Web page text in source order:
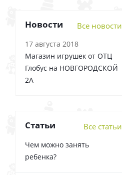
Новости Все новости
17 августа 2018
Магазин игрушек от ОТЦ
Глобус на НОВГОРОДСКОЙ
2А
Статьи Все статьи
Чем можно занять
ребенка?